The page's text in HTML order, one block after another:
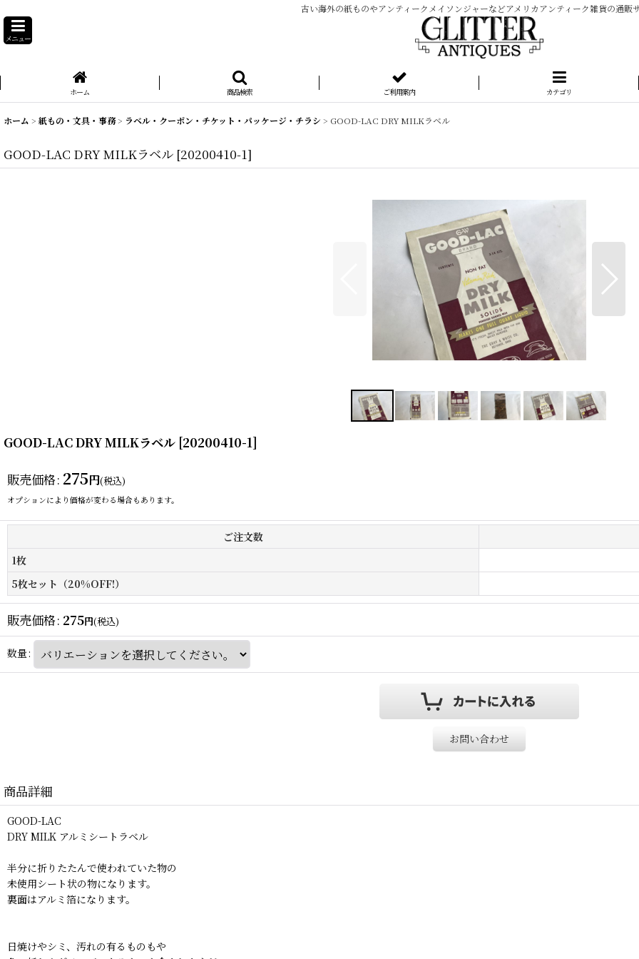
古い海外の紙ものやアンティークメイソンジャーなどアメリカアンティーク雑貨の通販
メニュー
ホーム 商品検索 ご利用案内 カテゴリ
ホーム > 紙もの・文具・事務> ラベル・クーポン・チケット・パッケージ・チラシ > GOOD-LAC DRY MILKラベル
GOOD-LAC DRY MILKラベル [20200410-1]
GOOD-LAC DRY MILKラベル [20200410-1]
販売価格: 275円(税込)
オプションにより価格が変わる場合もあります。
ご注文数
1枚
5枚セット（20%OFF!）
販売価格: 275円(税込)
数量:
お問い合わせ
商品詳細
GOOD-LAC
DRY MILK アルミシートラベル
半分に折りたたんで使われていた物の
未使用シート状の物になります。
裏面はアルミ箔になります。
日焼けやシミ、汚れの有るものもや